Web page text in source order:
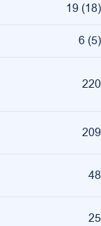
19 (18)
6 (5)
220
209
48
25